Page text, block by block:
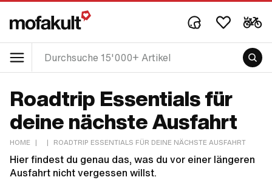
Roadtrip Essentials für
deine nächste Ausfahrt
HOME | | ROADTRIP ESSENTIALS FÜR DEINE NÄCHSTE AUSFAHRT
Hier findest du genau das, was du vor einer längeren
Ausfahrt nicht vergessen willst.